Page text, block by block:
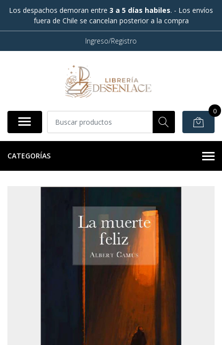
Los despachos demoran entre 3 a 5 días habiles. - Los envíos
fuera de Chile se cancelan posterior a la compra
Ingreso/Registro
0
CATEGORÍAS